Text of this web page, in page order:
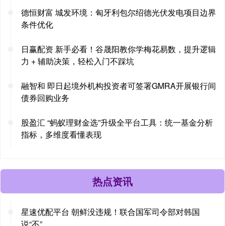
德恒财富 城发环境：匈牙利包尔绍德光伏发电项目边界
条件优化
日赢配资 新手必看！谷晟阳教你学梅花易数，提升逻辑
力 + 辅助决策，轻松入门不踩坑
融智和 即日起境外机构投资者可签署GMRA开展银行间
债券回购业务
股盈汇 “蚂蚁理财金选”升级全平台工具：统一基金分析
指标，多维度看懂表现
热点资讯
星速优配平台 朝鲜没违规！联合国军司令部对韩国
说“不”